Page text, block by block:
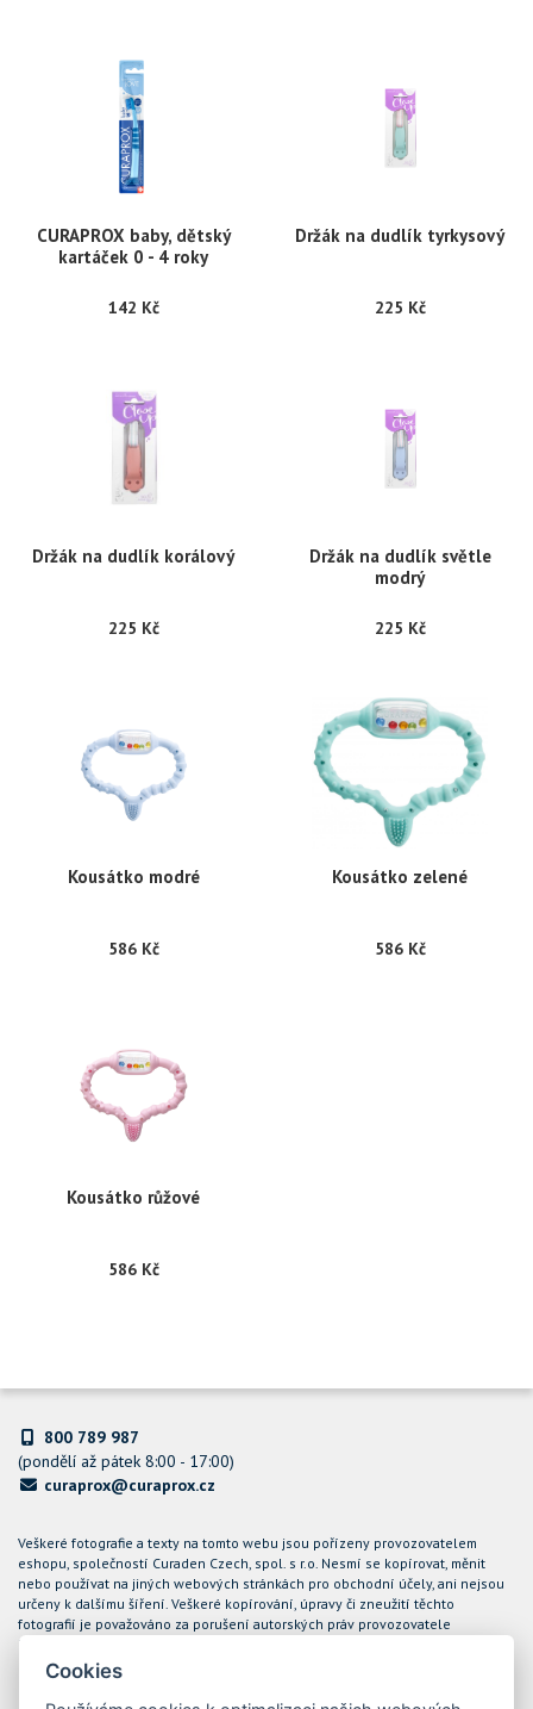
CURAPROX baby, dětský
kartáček 0 - 4 roky
142 Kč
Držák na dudlík tyrkysový
225 Kč
Držák na dudlík korálový
225 Kč
Držák na dudlík světle
modrý
225 Kč
Kousátko modré
586 Kč
Kousátko zelené
586 Kč
Kousátko růžové
586 Kč
800 789 987
(pondělí až pátek 8:00 - 17:00)
curaprox@curaprox.cz
Veškeré fotografie a texty na tomto webu jsou pořízeny provozovatelem
eshopu, společností Curaden Czech, spol. s r.o. Nesmí se kopírovat, měnit
nebo používat na jiných webových stránkách pro obchodní účely, ani nejsou
určeny k dalšímu šíření. Veškeré kopírování, úpravy či zneužití těchto
fotografií je považováno za porušení autorských práv provozovatele
internetového obchodu CURAPROX a společnost Curaden Czech, spol. s r.o.
bude takové případy řešit soudní cestou.
Cookies